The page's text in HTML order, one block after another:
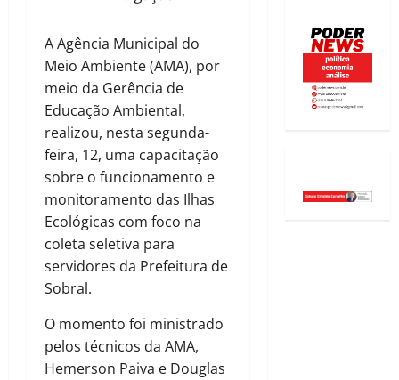
A Agência Municipal do
Meio Ambiente (AMA), por
meio da Gerência de
Educação Ambiental,
realizou, nesta segunda-
feira, 12, uma capacitação
sobre o funcionamento e
monitoramento das Ilhas
Ecológicas com foco na
coleta seletiva para
servidores da Prefeitura de
Sobral.
O momento foi ministrado
pelos técnicos da AMA,
Hemerson Paiva e Douglas